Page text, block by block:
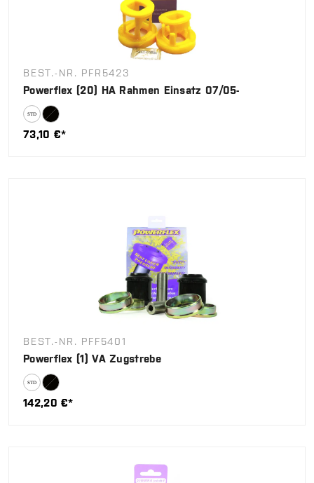
BEST.-NR. PFR5423
Powerflex (20) HA Rahmen Einsatz 07/05-
73,10 €*
BEST.-NR. PFF5401
Powerflex (1) VA Zugstrebe
142,20 €*